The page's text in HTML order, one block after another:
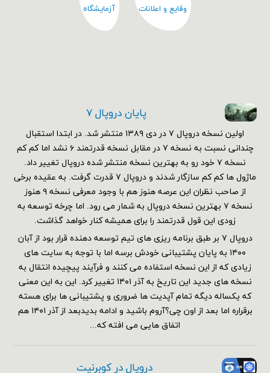
وقایع و اعلانات آزمایشگاه
پایان دروپال ۷
اولین نسخه دروپال ۷ در دی ۱۳۸۹ منتشر شد. در ابتدا استقبال
چندانی نسبت به نسخه ۷ در مقابل نسخه قدرتمند ۶ نشد اما کم کم
نسخه ۷ خود رو به بهترین نسخه منتشر شده دروپال تغییر داد.
ماژول ها کم کم سازگار شدند و دروپال ۷ قدرت گرفت. به عقیده برخی
از صاحب نظران این عرصه هنوز هم با وجود معرفی نسخه ۹ هنوز
نسخه ۷ بهترین نسخه دروپال به شمار می رود. اما چرخه توسعه به
زودی این قول قدرتمند را برای همیشه کنار خواهد گذاشت.
دروپال ۷ بر طبق برنامه ریزی های تیم توسعه دهنده قرار بود از آبان
۱۴۰۰ به پایان پشتیبانی خودش برسه اما با توجه به سایت های
زیادی که از این نسخه استفاده می کنند و فرآیند پیچیده انتقال به
نسخه های جدید این تاریخ به آذر ۱۴۰۱ تغییر کرد. این به این معنی
که یکساله دیگه تمام آپدیت ها ضروری و پشتیبانی ها برای هسته
برقراره اما بعد از اون چی؟آروم باشید و ادامه بدیدبعد از آذر ۱۴۰۱ هم
اتفاق هایی می افته که...
دروپال در کوبرنیت